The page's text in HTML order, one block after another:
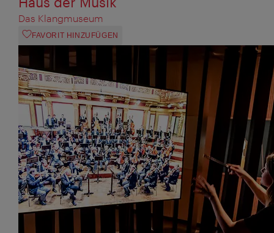
Das Klangmuseum
FAVORIT HINZUFÜGEN